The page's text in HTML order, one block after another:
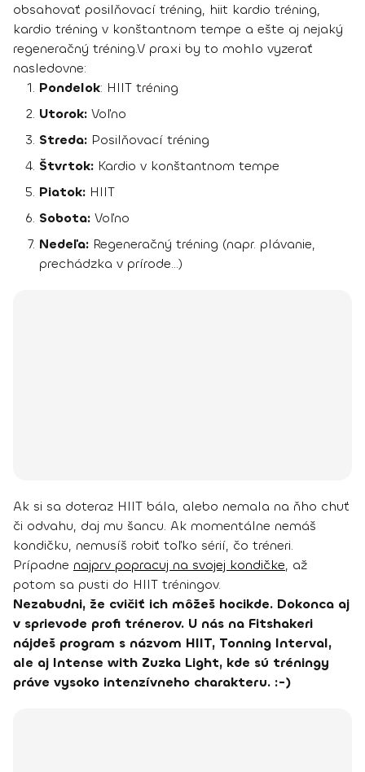
obsahovať posilňovací tréning, hiit kardio tréning,
kardio tréning v konštantnom tempe a ešte aj nejaký
regeneračný tréning.V praxi by to mohlo vyzerať
nasledovne:
Pondelok: HIIT tréning
Utorok: Voľno
Streda: Posilňovací tréning
Štvrtok: Kardio v konštantnom tempe
Piatok: HIIT
Sobota: Voľno
Nedeľa: Regeneračný tréning (napr. plávanie,
prechádzka v prírode...)
Ak si sa doteraz HIIT bála, alebo nemala na ňho chuť
či odvahu, daj mu šancu. Ak momentálne nemáš
kondičku, nemusíš robiť toľko sérií, čo tréneri.
Prípadne najprv popracuj na svojej kondičke, až
potom sa pusti do HIIT tréningov.
Nezabudni, že cvičiť ich môžeš hocikde. Dokonca aj
v sprievode profi trénerov. U nás na Fitshakeri
nájdeš program s názvom HIIT, Tonning Interval,
ale aj Intense with Zuzka Light, kde sú tréningy
práve vysoko intenzívneho charakteru. :-)